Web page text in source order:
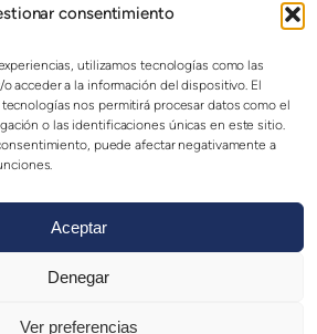
consentimiento
utilizamos tecnologías como las
acceder a la información del dispositivo. El
nos permitirá procesar datos como el
o las identificaciones únicas en este sitio.
puede afectar negativamente a
Aceptar
Denegar
Ver preferencias
de Accesibilidad